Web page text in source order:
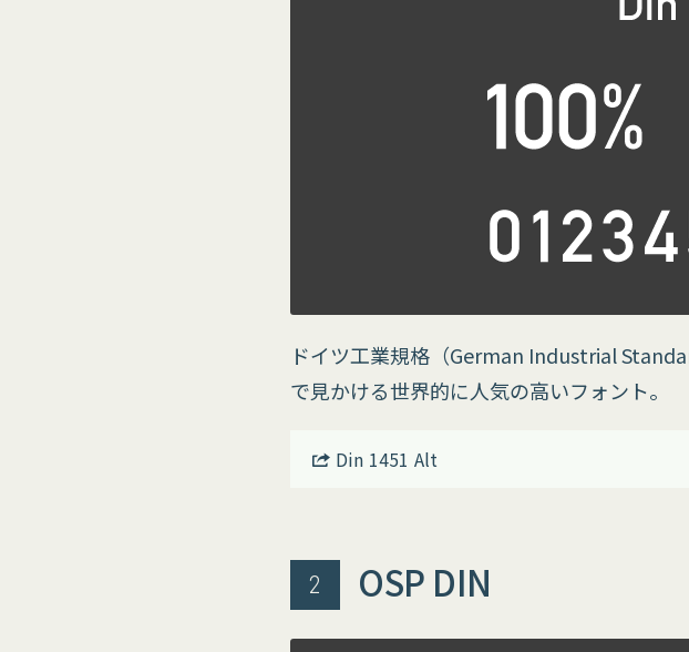
ドイツ工業規格（German Industrial
で見かける世界的に人気の高いフォント。
Din 1451 Alt
OSP DIN